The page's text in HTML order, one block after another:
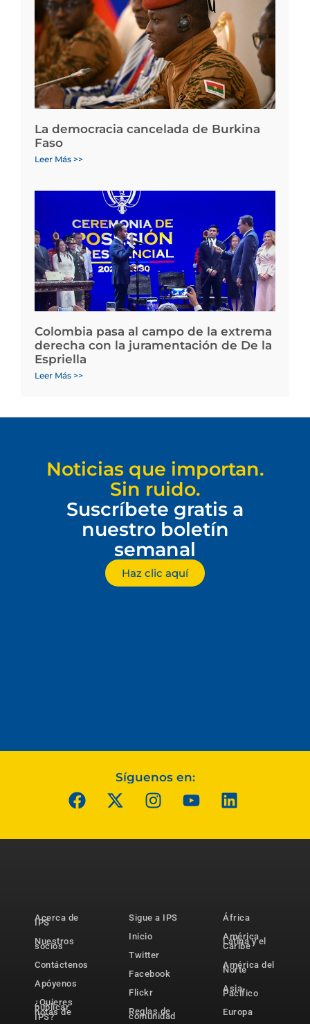
La democracia cancelada de Burkina
Faso
Leer Más >>
Colombia pasa al campo de la extrema
derecha con la juramentación de De la
Espriella
Leer Más >>
Noticias que importan.
Sin ruido.
Suscríbete gratis a
nuestro boletín
semanal
Haz clic aquí
Síguenos en:
Acerca de
IPS
Nuestros
socios
Contáctenos
Apóyenos
¿Quieres
publicar
notas de
IPS?
Sigue a IPS
Inicio
Twitter
Facebook
Flickr
Reglas de
comunidad
África
América
Latina y el
Caribe
América del
Norte
Asia-
Pacífico
Europa